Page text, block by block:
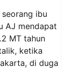
ibu
AJ mendapat
MT tahun
ketika
di duga